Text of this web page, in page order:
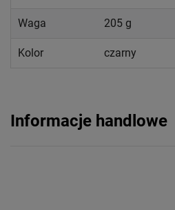
Waga 205 g
Kolor czarny
Informacje handlowe